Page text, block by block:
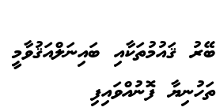
ބޭރު ޤައުމުތަކާއި
ތަހުނިޔާ ފޮނުއްވައިފި